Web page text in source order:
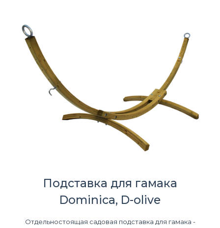
Подставка для гамака
Dominica, D-olive
Отдельностоящая садовая подставка для гамака -